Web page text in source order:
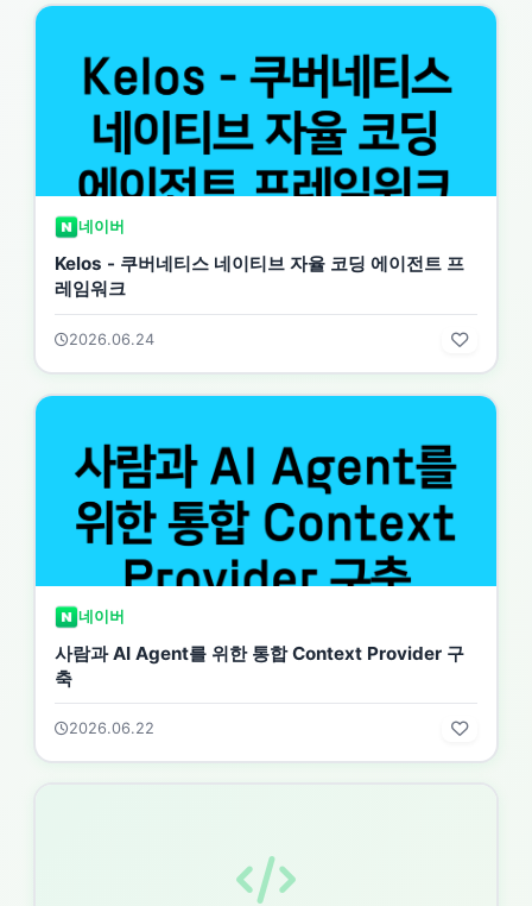
네이버
Kelos - 쿠버네티스 네이티브 자율 코딩 에이전트 프
레임워크
2026.06.24
네이버
사람과 AI Agent를 위한 통합 Context Provider 구
축
2026.06.22